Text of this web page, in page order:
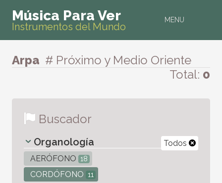
MENU
Música Para Ver
Instrumentos del Mundo
Arpa # Próximo y Medio Oriente
Total: 0
Buscador
Todos
Organología
AERÓFONO 18
CORDÓFONO 11